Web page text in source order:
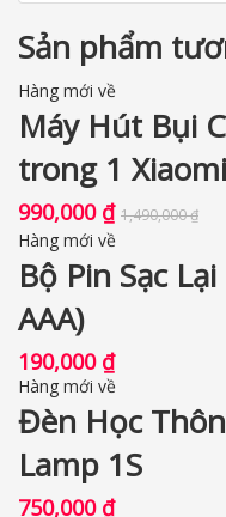
Sản phẩm
Hàng mới về
Máy Hút Bụi
trong 1
990,000 ₫ 1,490,000₫
Hàng mới về
Bộ Pin Sạc
AAA)
190,000 ₫
Hàng mới về
Đèn Học
Lamp 1S
750,000 ₫